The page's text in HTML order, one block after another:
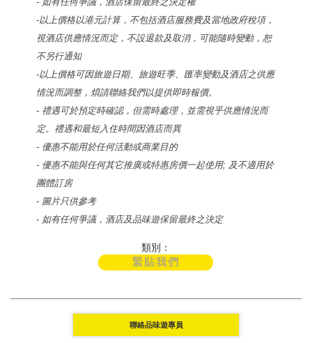
-以上價格以港元計算，不包括酒店服務費及當地政府稅項，
視酒店供應情況而定，不設退款及取消，可能隨時變動，恕
不另行通知
-以上價格可因旅遊日期、 旅遊旺季、匯率變動及酒店之供應
情況而調整，煩請聯絡我們以提供即時報價。
- 禮遇可於預定時確認，但需時處理，並需視乎供應情況而
定。禮遇和最短入住時間因酒店而異
- 優惠不能用於任何活動或商業目的
- 優惠不能與任何其它推廣或特惠房價一起使用; 及不適用於
團體訂房
- 圖片只供參考
- 如有任何爭議，酒店及品味遊保留最終之決定
類別：
緊貼我們
聯絡品味遊專員